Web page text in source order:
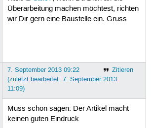
Überarbeitung machen möchtest, richten
wir Dir gern eine Baustelle ein. Gruss
Zitieren
7. September 2013 09:22
(zuletzt bearbeitet: 7. September 2013
11:09)
Muss schon sagen: Der Artikel macht
keinen guten Eindruck